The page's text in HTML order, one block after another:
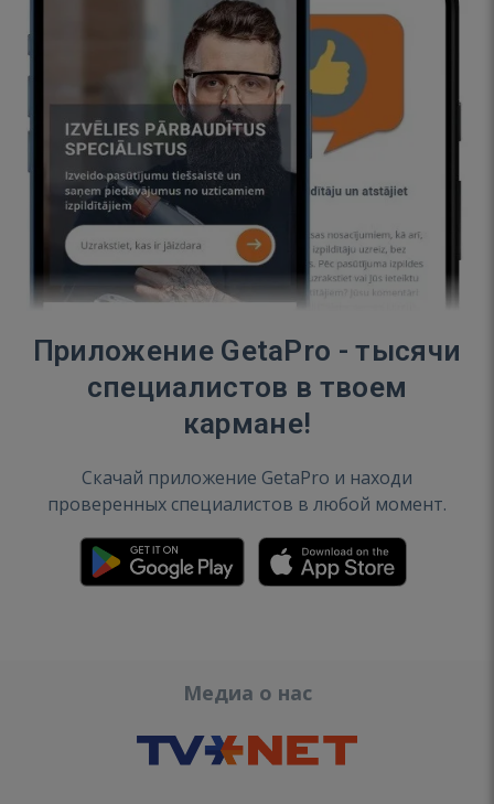
Приложение GetaPro - тысячи
специалистов в твоем
кармане!
Скачай приложение GetaPro и находи
проверенных специалистов в любой момент.
Медиа о нас